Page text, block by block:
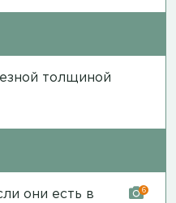
толщиной
они есть в
6